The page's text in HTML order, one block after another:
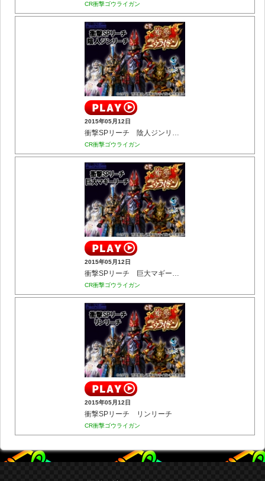
CR衝撃ゴウライガン
2015年05月12日
衝撃SPリーチ 陰人ジンリーチ
CR衝撃ゴウライガン
2015年05月12日
衝撃SPリーチ 巨大マギーリーチ
CR衝撃ゴウライガン
2015年05月12日
衝撃SPリーチ リンリーチ
CR衝撃ゴウライガン